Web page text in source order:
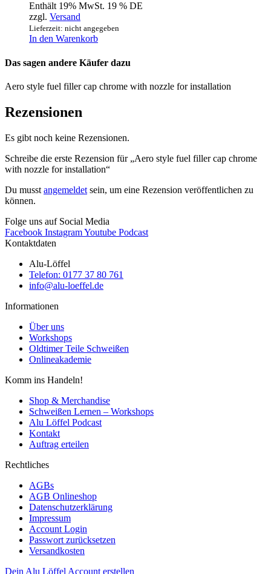
Enthält 19% MwSt. 19 % DE
zzgl. Versand
Lieferzeit: nicht angegeben
In den Warenkorb
Das sagen andere Käufer dazu
Aero style fuel filler cap chrome with nozzle for installation
Rezensionen
Es gibt noch keine Rezensionen.
Schreibe die erste Rezension für „Aero style fuel filler cap chrome
with nozzle for installation“
Du musst angemeldet sein, um eine Rezension veröffentlichen zu
können.
Folge uns auf Social Media
Facebook InstagramYoutube Podcast
Kontaktdaten
Alu-Löffel
Telefon: 0177 37 80 761
info@alu-loeffel.de
Informationen
Über uns
Workshops
Oldtimer Teile Schweißen
Onlineakademie
Komm ins Handeln!
Shop & Merchandise
Schweißen Lernen – Workshops
Alu Löffel Podcast
Kontakt
Auftrag erteilen
Rechtliches
AGBs
AGB Onlineshop
Datenschutzerklärung
Impressum
Account Login
Passwort zurücksetzen
Versandkosten
Dein Alu Löffel Account erstellen